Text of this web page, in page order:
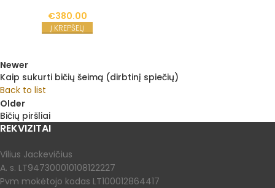
€380.00
Į KREPŠELĮ
Newer
Kaip sukurti bičių šeimą (dirbtinį spiečių)
Back to list
Older
Bičių piršliai
REKVIZITAI
Vilius Jackevičius
A. s. LT947300010108122227
Pvm mokėtojo kodas LT100012864417